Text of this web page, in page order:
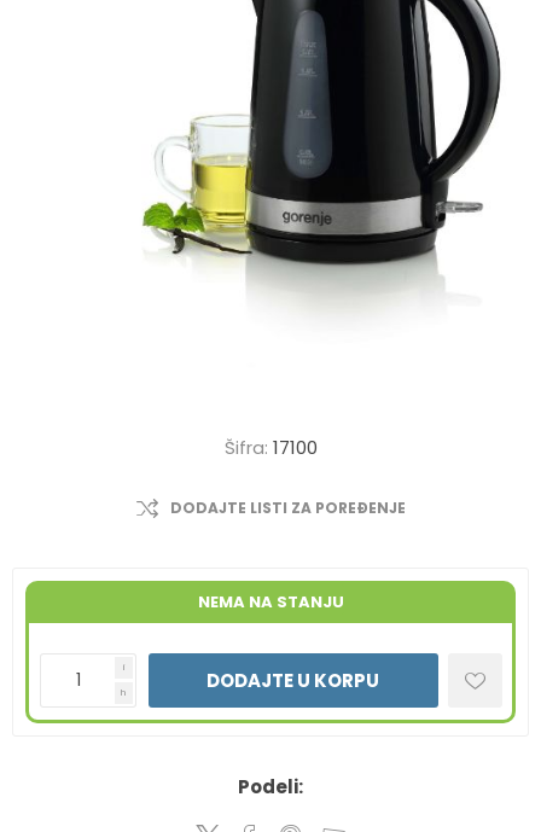
Šifra: 17100
DODAJTE LISTI ZA POREĐENJE
NEMA NA STANJU
i
h DODAJTE U KORPU
Podeli: